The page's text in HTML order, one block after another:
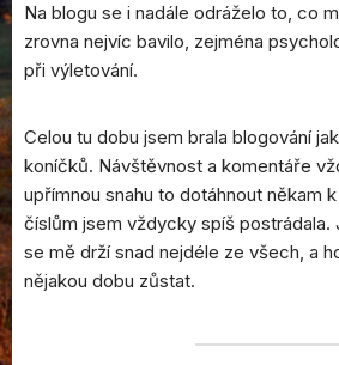
Na blogu se i nadále odráželo to, co
zrovna nejvíc bavilo, zejména
při výletování.
Celou tu dobu jsem brala blogování
koníčků. Návštěvnost a komentáře
upřímnou snahu to dotáhnout někam
číslům jsem vždycky spíš
se mě drží snad nejdéle ze všech, a
nějakou dobu zůstat.